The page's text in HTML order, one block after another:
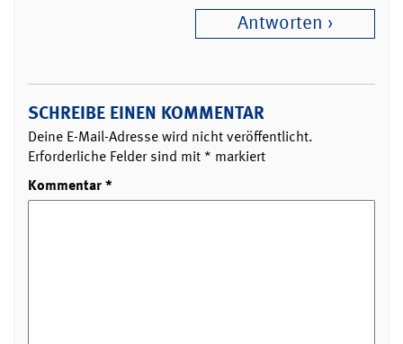
Antworten
SCHREIBE EINEN KOMMENTAR
Deine E-Mail-Adresse wird nicht veröffentlicht.
Erforderliche Felder sind mit * markiert
Kommentar*